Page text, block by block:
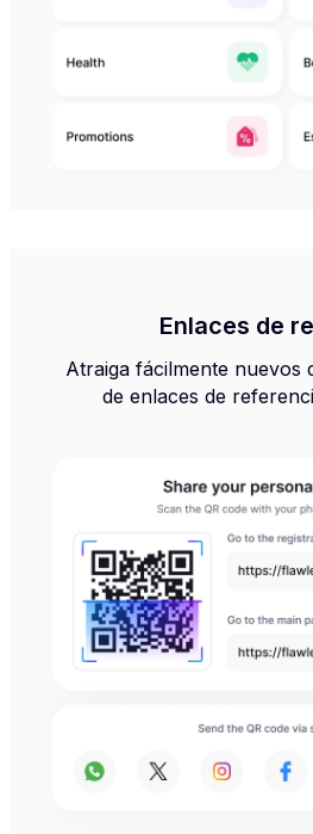
Enlaces de
Atraiga fácilmente nuevos
de enlaces de